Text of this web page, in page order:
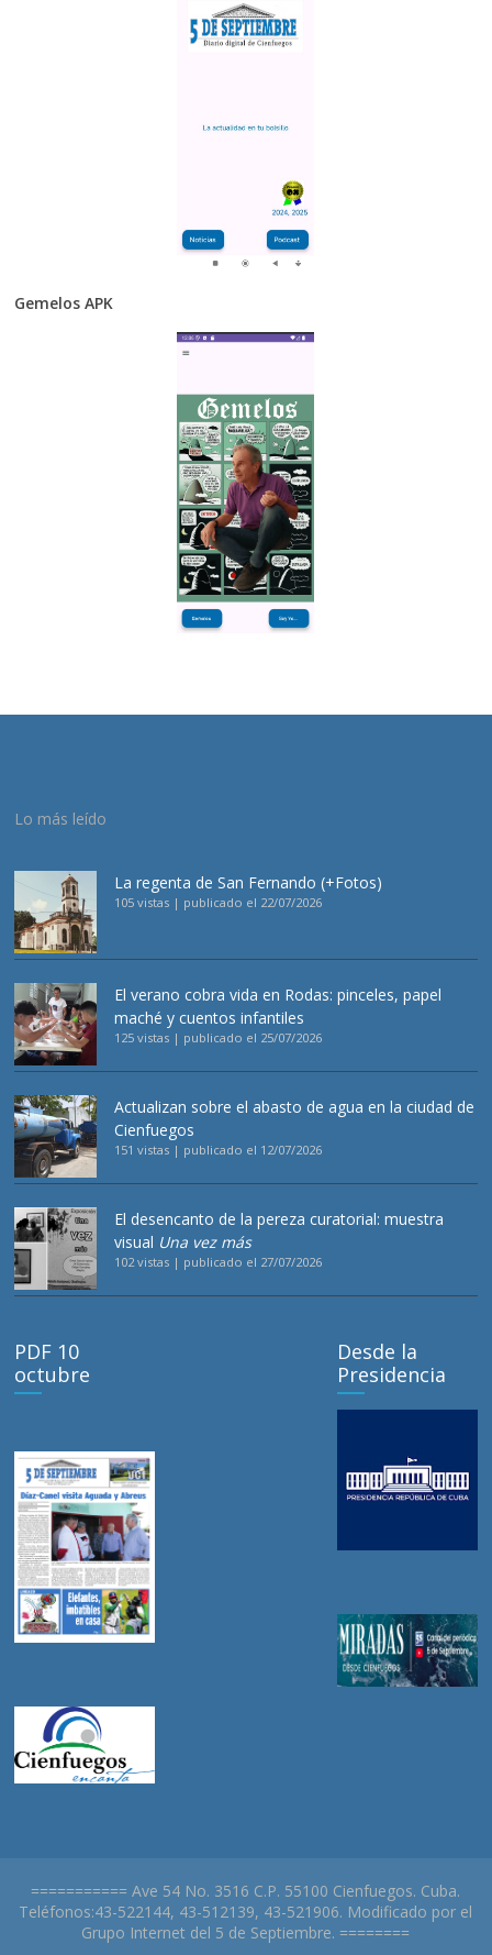
Gemelos APK
Lo más leído
La regenta de San Fernando (+Fotos)
105 vistas | publicado el 22/07/2026
El verano cobra vida en Rodas: pinceles, papel
maché y cuentos infantiles
125 vistas | publicado el 25/07/2026
Actualizan sobre el abasto de agua en la ciudad de
Cienfuegos
151 vistas | publicado el 12/07/2026
El desencanto de la pereza curatorial: muestra
visual Una vez más
102 vistas | publicado el 27/07/2026
PDF 10
octubre
Desde la
Presidencia
=========== Ave 54 No. 3516 C.P. 55100 Cienfuegos. Cuba.
Teléfonos:43-522144, 43-512139, 43-521906. Modificado por el
Grupo Internet del 5 de Septiembre. ========